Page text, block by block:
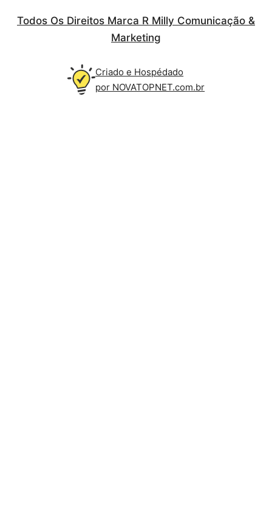
Todos Os Direitos Marca R Milly Comunicação &
Marketing
Criado e Hospédado
por NOVATOPNET.com.br